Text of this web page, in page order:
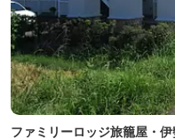
ファミリーロッジ旅籠屋・